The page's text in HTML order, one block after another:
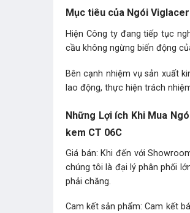
Mục tiêu của Ngói
Hiện Công ty đang tiếp tục
cầu không ngừng biến động
Bên cạnh nhiệm vụ sản xuất
lao động, thực hiện trách
Những Lợi ích Khi Mua
kem CT 06C
Giá bán: Khi đến với
chúng tôi là đại lý phân phối
phải chăng.
Cam kết sản phẩm: Cam kết